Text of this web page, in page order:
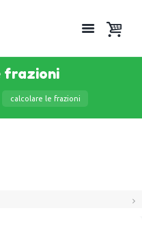
frazioni
calcolare le frazioni